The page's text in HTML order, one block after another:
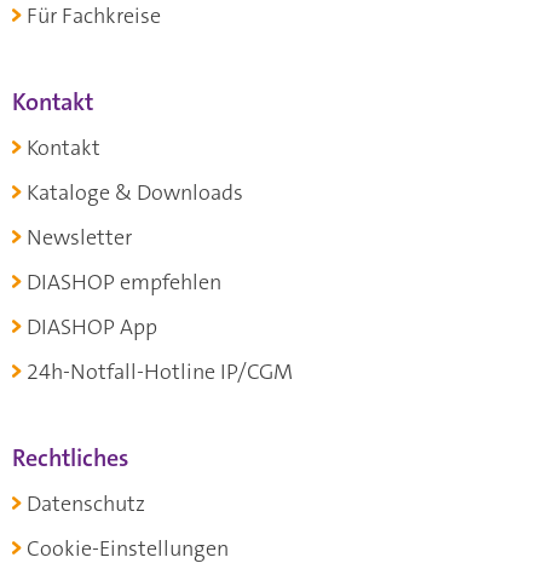
Für Fachkreise
Kontakt
Kontakt
Kataloge & Downloads
Newsletter
DIASHOP empfehlen
DIASHOP App
24h-Notfall-Hotline IP/CGM
Rechtliches
Datenschutz
Cookie-Einstellungen